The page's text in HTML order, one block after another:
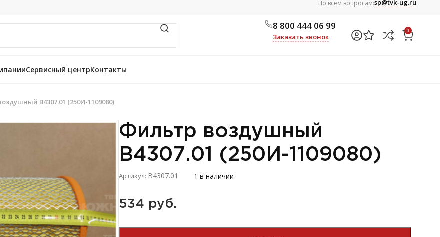
По всем вопросам:sp@tvk-ug.ru
8 800 444 06 99
Заказать звонок
0
Сервисный центрКонтакты
В4307.01 (250И-1109080)
Фильтр воздушный
В4307.01 (250И-1109080)
Артикул: В4307.01 1 в наличии
534 руб.